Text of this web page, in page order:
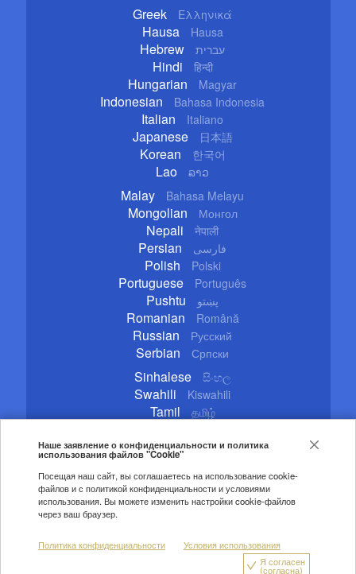
Greek Ελληνικά
Hausa Hausa
Hebrew עברית
Hindi हिन्दी
Hungarian Magyar
Indonesian Bahasa Indonesia
Italian Italiano
Japanese 日本語
Korean 한국어
Lao ລາວ
Malay Bahasa Melayu
Mongolian Монгол
Nepali नेपाली
Persian فارسی
Polish Polski
Portuguese Português
Pushtu پښتو
Romanian Română
Russian Русский
Serbian Српски
Sinhalese සිංහල
Swahili Kiswahili
Tamil தமிழ்
Turkish Türkçe
Ukrainian
Urdu اردو
Vietnamese Tiếng Việt
Правила цитирования
Авторские права
О нас
Наше заявление о конфиденциальности и политика
использования файлов "Cookie"
Посещая наш сайт, вы соглашаетесь на использование cookie-
файлов и с политикой конфиденциальности и условиями
использования. Вы можете изменить настройки cookie-файлов
через ваш браузер.
Политика конфиденциальности
Условия использования
Я согласен
(согласна)